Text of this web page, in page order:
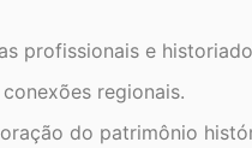
profissionais e
regionais.
do patrimônio